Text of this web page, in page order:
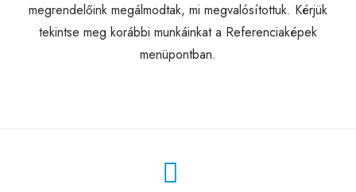
megrendelőink megálmodtak, mi megvalósítottuk. Kérjük
tekintse meg korábbi munkáinkat a Referenciaképek
menüpontban.